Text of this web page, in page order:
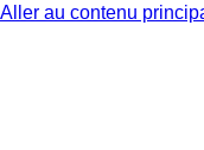
Aller au contenu